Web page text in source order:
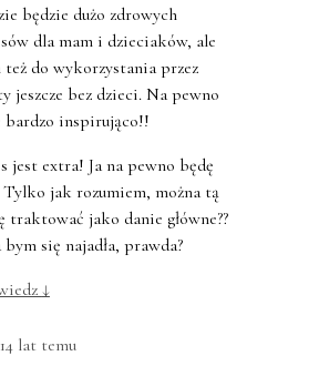
będzie dużo zdrowych
dla mam i dzieciaków, ale
do wykorzystania przez
jeszcze bez dzieci. Na pewno
bardzo inspirująco!!
jest extra! Ja na pewno będę
jak rozumiem, można tą
traktować jako danie główne??
się najadła, prawda?
↓
14 lat temu